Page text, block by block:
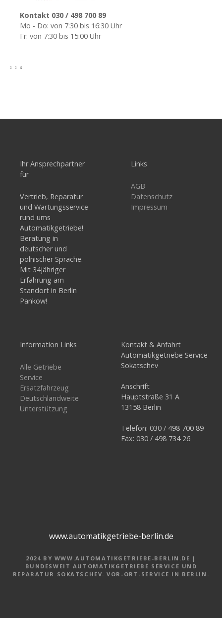
Kontakt 030 / 498 700 89
Mo - Do: von 7:30 bis 16:30 Uhr
Fr: von 7:30 bis 15:00 Uhr
Ihr Ansprechpartner
für
Vertrieb, Reparatur
und Wartungsservice
rund ums
Automatikgetriebe!
Beratung in
deutscher und
polnischer Sprache.
Mit 34jähriger
Erfahrung am
Standort in Berlin
Pankow!
Links
AGB
Datenschutz
Impressum
Information Links
Alle Getriebe
Service
Ersatzfahrzeug
Deutschlandweite
Unterstützung
Kontakt & Anfahrt
Automatikgetriebe Service
Sokatschev
Anschrift
Hauptstraße 31 A
13158 Berlin
Telefon: 030 / 498 700 89
Fax: 030 / 498 734 26
www.automatikgetriebe-berlin.de
2024 BY WWW.AUTOMATIKGETRIEBE-BERLIN.DE |
BUNDESWEIT AUTOMATIKGETRIEBE SERVICE UND
REPARATUR SOKATSCHEV. VOR-ORT-SERVICE IN BERLIN.